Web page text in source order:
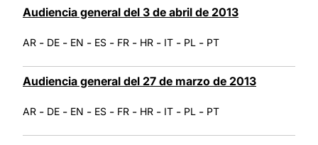
Audiencia general del 3 de abril de 2013
AR - DE - EN - ES - FR - HR - IT - PL - PT
Audiencia general del 27 de marzo de 2013
AR - DE - EN - ES - FR - HR - IT - PL - PT